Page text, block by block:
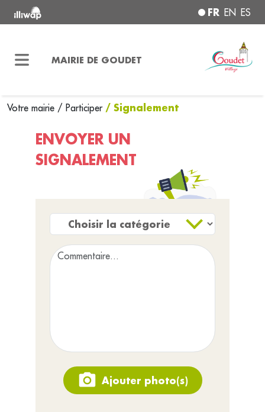
FR EN ES
MAIRIE DE GOUDET
Votre mairie / Participer / Signalement
ENVOYER UN
SIGNALEMENT
Ajouter photo(s)